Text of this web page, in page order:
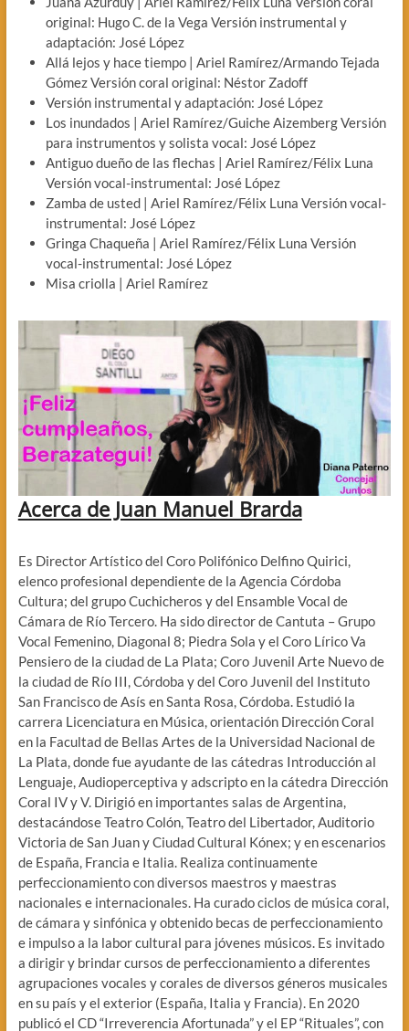
original: Hugo C. de la Vega Versión instrumental y
adaptación: José López
Allá lejos y hace tiempo | Ariel Ramírez/Armando Tejada
Gómez Versión coral original: Néstor Zadoff
Versión instrumental y adaptación: José López
Los inundados | Ariel Ramírez/Guiche Aizemberg Versión
para instrumentos y solista vocal: José López
Antiguo dueño de las flechas | Ariel Ramírez/Félix Luna
Versión vocal-instrumental: José López
Zamba de usted | Ariel Ramírez/Félix Luna Versión vocal-
instrumental: José López
Gringa Chaqueña | Ariel Ramírez/Félix Luna Versión
vocal-instrumental: José López
Misa criolla | Ariel Ramírez
Acerca de Juan Manuel Brarda
Es Director Artístico del Coro Polifónico Delfino Quirici,
elenco profesional dependiente de la Agencia Córdoba
Cultura; del grupo Cuchicheros y del Ensamble Vocal de
Cámara de Río Tercero. Ha sido director de Cantuta – Grupo
Vocal Femenino, Diagonal 8; Piedra Sola y el Coro Lírico Va
Pensiero de la ciudad de La Plata; Coro Juvenil Arte Nuevo de
la ciudad de Río III, Córdoba y del Coro Juvenil del Instituto
San Francisco de Asís en Santa Rosa, Córdoba. Estudió la
carrera Licenciatura en Música, orientación Dirección Coral
en la Facultad de Bellas Artes de la Universidad Nacional de
La Plata, donde fue ayudante de las cátedras Introducción al
Lenguaje, Audioperceptiva y adscripto en la cátedra Dirección
Coral IV y V. Dirigió en importantes salas de Argentina,
destacándose Teatro Colón, Teatro del Libertador, Auditorio
Victoria de San Juan y Ciudad Cultural Kónex; y en escenarios
de España, Francia e Italia. Realiza continuamente
perfeccionamiento con diversos maestros y maestras
nacionales e internacionales. Ha curado ciclos de música coral,
de cámara y sinfónica y obtenido becas de perfeccionamiento
e impulso a la labor cultural para jóvenes músicos. Es invitado
a dirigir y brindar cursos de perfeccionamiento a diferentes
agrupaciones vocales y corales de diversos géneros musicales
en su país y el exterior (España, Italia y Francia). En 2020
publicó el CD “Irreverencia Afortunada” y el EP “Rituales”, con